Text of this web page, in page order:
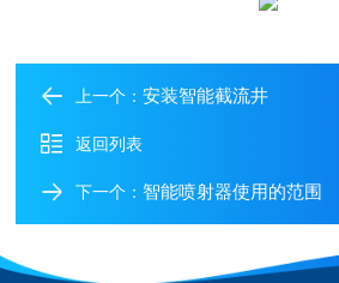
上一个：安装智能截流井
返回列表
下一个： 智能喷射器使用的范围